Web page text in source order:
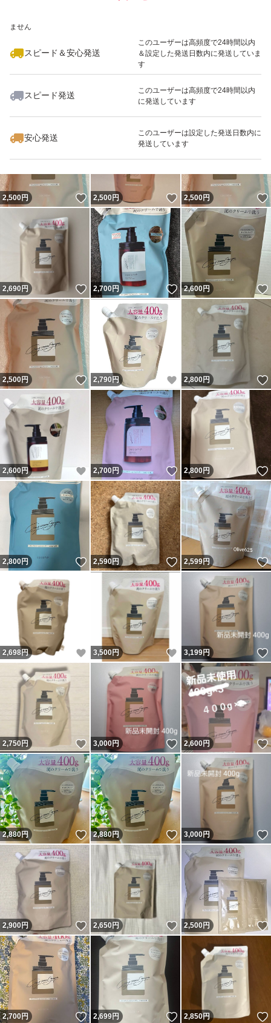
ません
スピード＆安心発送
このユーザーは高頻度で24時間以内
＆設定した発送日数内に発送していま
す
スピード発送
このユーザーは高頻度で24時間以内
に発送しています
安心発送
このユーザーは設定した発送日数内に
発送しています
いいね！
2,500
2,500円 いいね！
2,500円 いいね！
2,500円
2,690円 いいね！
2,700円 いいね！
2,600円
2,500円 いいね！
2,790 円 いいね！
2,800円
2,600円 いいね！
2,700円 いいね！
2,800円
2,800円 いいね！
2,590円 いいね！
2,599円
2,698円 いいね！
3,500円 いいね！
3,199円
2,750円 いいね！
3,000円 いいね！
2,600円
2,880円 いいね！
2,880円 いいね！
3,000円
2,900円 いいね！
2,650円 いいね！
2,500円
2,700円 いいね！
2,699円 いいね！
2,850円